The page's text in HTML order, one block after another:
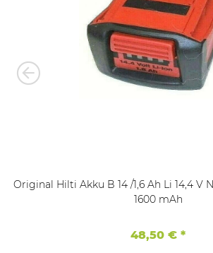
Original Hilti Akku B 14 /1,6 Ah Li 14,4 V Neu Bestückt 1,6 Ah
1600 mAh
48,50 € *